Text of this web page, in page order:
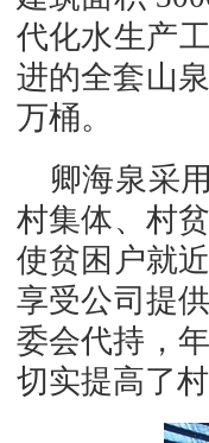
代化水生产
进的全套山
万桶。
卿海泉采
村集体、村
使贫困户就
享受公司提
委会代持，
切实提高了